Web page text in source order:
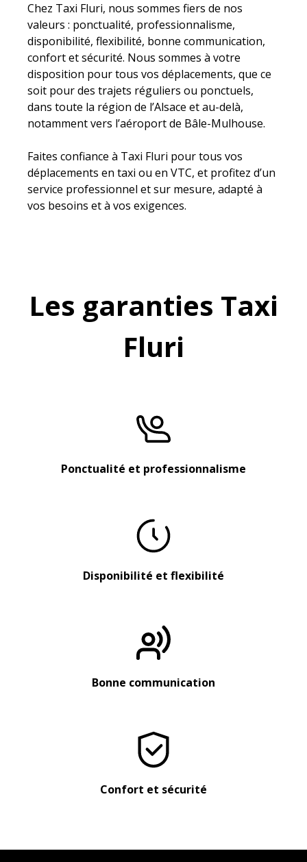
Chez Taxi Fluri, nous sommes fiers de nos
valeurs : ponctualité, professionnalisme,
disponibilité, flexibilité, bonne communication,
confort et sécurité. Nous sommes à votre
disposition pour tous vos déplacements, que ce
soit pour des trajets réguliers ou ponctuels,
dans toute la région de l’Alsace et au-delà,
notamment vers l’aéroport de Bâle-Mulhouse.
Faites confiance à Taxi Fluri pour tous vos
déplacements en taxi ou en VTC, et profitez d’un
service professionnel et sur mesure, adapté à
vos besoins et à vos exigences.
Les garanties Taxi
Fluri
Ponctualité et professionnalisme
Disponibilité et flexibilité
Bonne communication
Confort et sécurité